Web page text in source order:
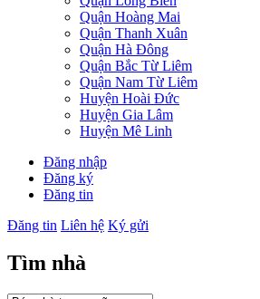
Quận Hoàng Mai
Quận Thanh Xuân
Quận Hà Đông
Quận Bắc Từ Liêm
Quận Nam Từ Liêm
Huyện Hoài Đức
Huyện Gia Lâm
Huyện Mê Linh
Đăng nhập
Đăng ký
Đăng tin
Đăng tin Liên hệ Ký gửi
Tìm nhà